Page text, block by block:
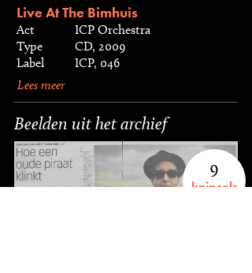
Live At The Bimhuis
Act
ICP Orchestra
Type
CD, 2009
Label
ICP, 046
Lees meer
Beelden uit het archief
9
knipsels